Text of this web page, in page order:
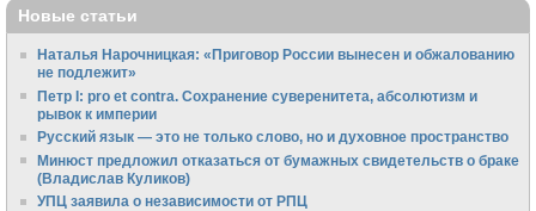
Новые статьи
Наталья Нарочницкая: «Приговор России вынесен и обжалованию
не подлежит»
Петр I: pro et contra. Сохранение суверенитета, абсолютизм и
рывок к империи
Русский язык — это не только слово, но и духовное пространство
Минюст предложил отказаться от бумажных свидетельств о браке
(Владислав Куликов)
УПЦ заявила о независимости от РПЦ